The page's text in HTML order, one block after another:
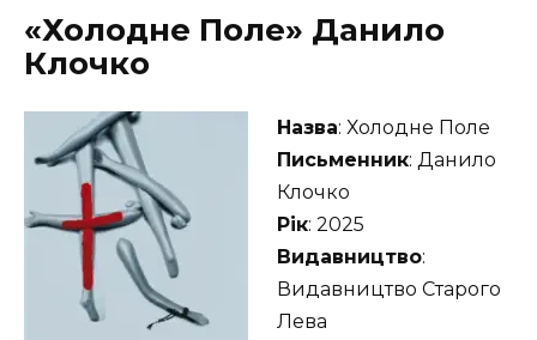
«Холодне Поле» Данило
Клочко
Назва: Холодне Поле
Письменник: Данило
Клочко
Рік: 2025
Видавництво:
Видавництво Старого
Лева